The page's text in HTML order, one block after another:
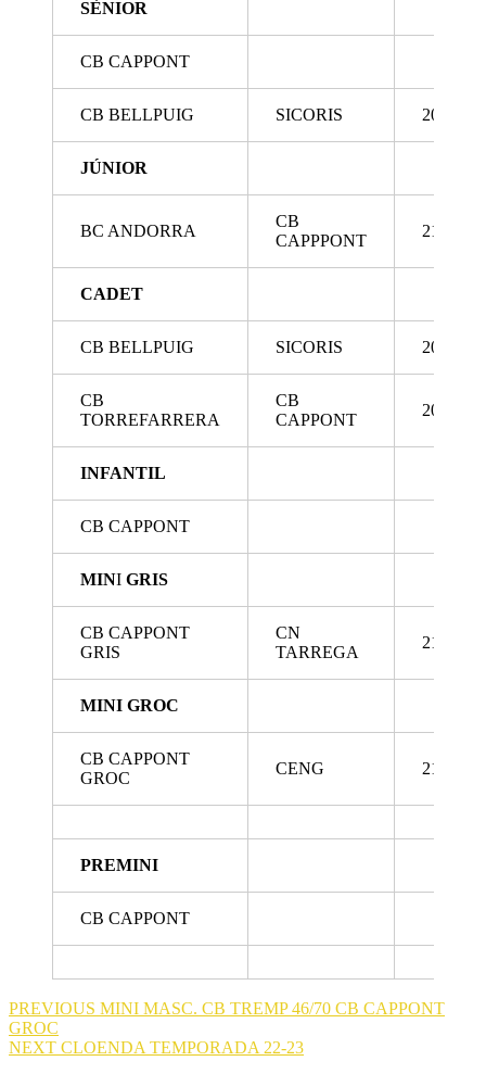
SÈNIOR
CB CAPPONT
CB BELLPUIG SICORIS 20/5/
JÚNIOR
BC ANDORRA
CB
CAPPPONT
21/5/
CADET
CB BELLPUIG SICORIS 20/5/
CB
TORREFARRERA
CB
CAPPONT
20/5/
INFANTIL
CB CAPPONT
MINI GRIS
CB CAPPONT
GRIS
CN
TARREGA
21/5/
MINI GROC
CB CAPPONT
GROC
CENG 21/5/
PREMINI
CB CAPPONT
Navegación
de
PREVIOUS Entrada
MINI MASC. CB TREMP 46/70 CB CAPPONT
GROC
NEXT Siguiente
CLOENDA TEMPORADA 22-23